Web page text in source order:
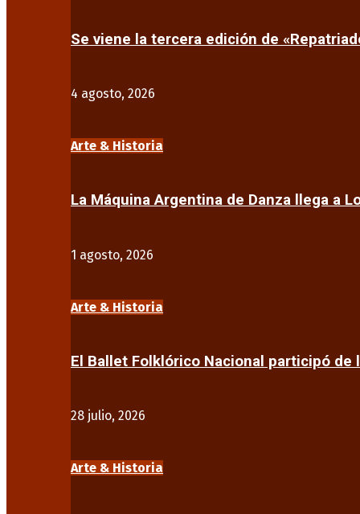
Se viene la tercera edición de
4 agosto, 2026
Arte & Historia
La Máquina Argentina de Danza llega a
1 agosto, 2026
Arte & Historia
El Ballet Folklórico Nacional participó de
28 julio, 2026
Arte & Historia